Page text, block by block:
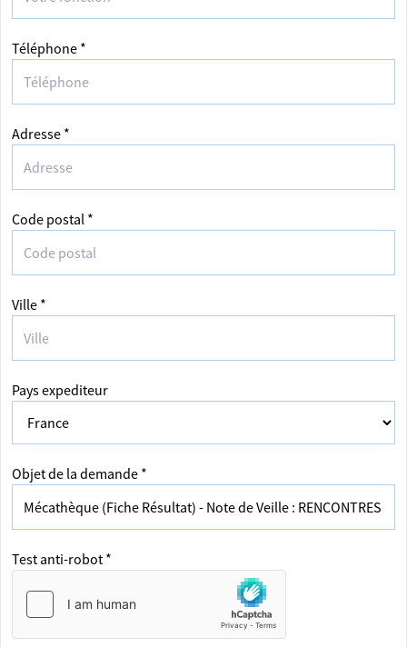
Téléphone *
Adresse *
Code postal *
Ville *
Pays expediteur
Objet de la demande *
Test anti-robot *